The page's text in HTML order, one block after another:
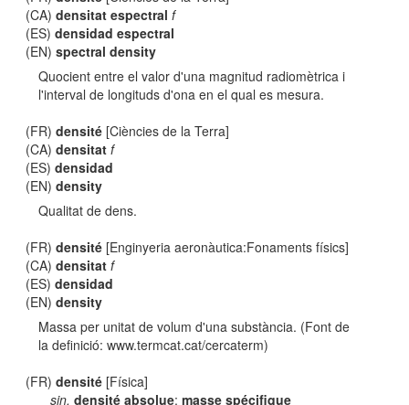
(CA)densitat espectral f
(ES)densidad espectral
(EN)spectral density
Quocient entre el valor d'una magnitud radiomètrica i
l'interval de longituds d'ona en el qual es mesura.
(FR)densité [Ciències de la Terra]
(CA)densitat f
(ES)densidad
(EN)density
Qualitat de dens.
(FR)densité [Enginyeria aeronàutica:Fonaments físics]
(CA)densitat f
(ES)densidad
(EN)density
Massa per unitat de volum d'una substància. (Font de
la definició: www.termcat.cat/cercaterm)
(FR)densité [Física]
sin. densité absolue; masse spécifique